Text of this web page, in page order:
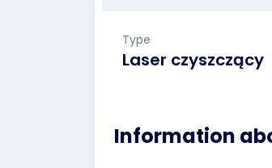
Type
Laser czyszczący
Information